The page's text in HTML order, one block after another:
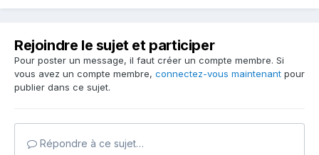
Rejoindre le sujet et participer
Pour poster un message, il faut créer un compte membre. Si
vous avez un compte membre, connectez-vous maintenant pour
publier dans ce sujet.
Répondre à ce sujet…